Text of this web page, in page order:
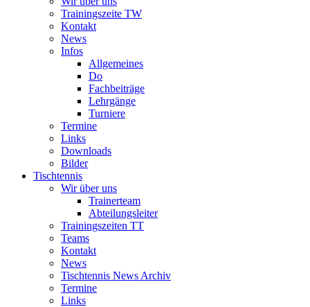
Trainingszeite TW
Kontakt
News
Infos
Allgemeines
Do
Fachbeiträge
Lehrgänge
Turniere
Termine
Links
Downloads
Bilder
Tischtennis
Wir über uns
Trainerteam
Abteilungsleiter
Trainingszeiten TT
Teams
Kontakt
News
Tischtennis News Archiv
Termine
Links